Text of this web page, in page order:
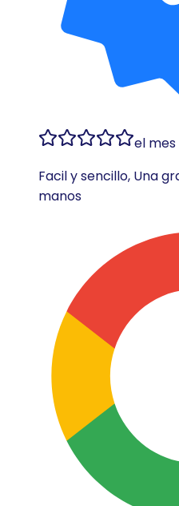
el
Facil y sencillo, Una
manos